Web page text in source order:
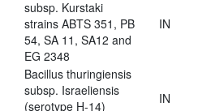
subsp. Kurstaki
strains ABTS 351, PB
54, SA 11, SA12 and
EG 2348
IN
Bacillus thuringiensis
subsp. Israeliensis
(serotype H-14)
IN